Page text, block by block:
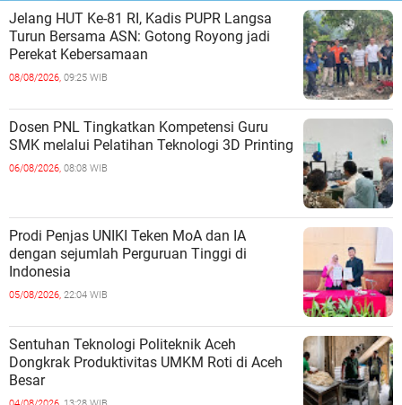
Jelang HUT Ke-81 RI, Kadis PUPR Langsa
Turun Bersama ASN: Gotong Royong jadi
Perekat Kebersamaan
08/08/2026, 09:25 WIB
Dosen PNL Tingkatkan Kompetensi Guru
SMK melalui Pelatihan Teknologi 3D Printing
06/08/2026, 08:08 WIB
Prodi Penjas UNIKI Teken MoA dan IA
dengan sejumlah Perguruan Tinggi di
Indonesia
05/08/2026, 22:04 WIB
Sentuhan Teknologi Politeknik Aceh
Dongkrak Produktivitas UMKM Roti di Aceh
Besar